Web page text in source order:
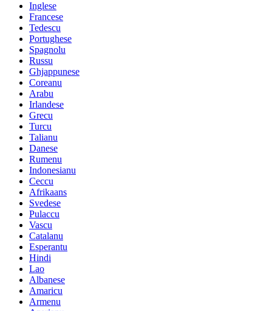
Inglese
Francese
Tedescu
Portughese
Spagnolu
Russu
Ghjappunese
Coreanu
Arabu
Irlandese
Grecu
Turcu
Talianu
Danese
Rumenu
Indonesianu
Ceccu
Afrikaans
Svedese
Pulaccu
Vascu
Catalanu
Esperantu
Hindi
Lao
Albanese
Amaricu
Armenu